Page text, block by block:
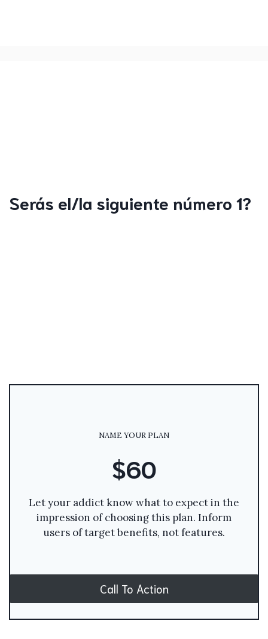
Serás el/la siguiente número 1?
NAME YOUR PLAN
$60
Let your addict know what to expect in the
impression of choosing this plan. Inform
users of target benefits, not features.
Call To Action